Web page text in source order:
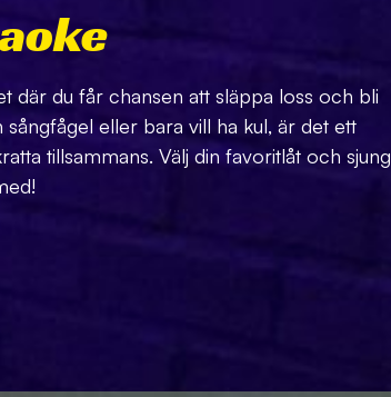
där du får chansen att släppa loss och bli
eller bara vill ha kul, är det ett
tillsammans. Välj din favoritlåt och sjung